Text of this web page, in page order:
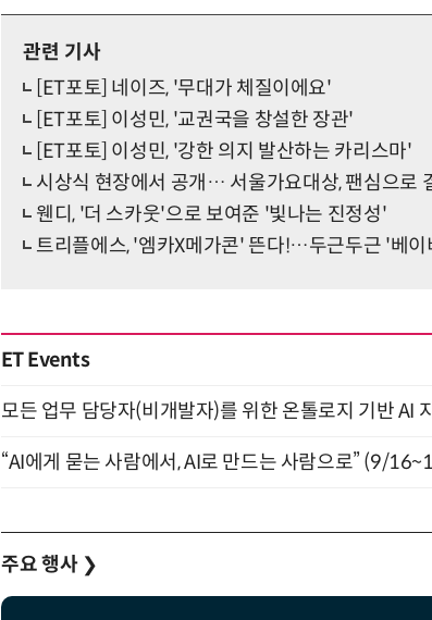
관련 기사
[ET포토] 네이즈, '무대가 체질이에요'
[ET포토] 이성민, '교권국을 창설한 장관'
[ET포토] 이성민, '강한 의지 발산하는 카리스마'
시상식 현장에서 공개… 서울가요대상, 팬심으로
웬디, '더 스카웃'으로 보여준 '빛나는 진정성'
트리플에스, '엠카X메가콘' 뜬다!…두근두근 '베이
ET Events
모든 업무 담당자(비개발자)를 위한 온톨로지 기반 AI
“AI에게 묻는 사람에서, AI로 만드는 사람으로” (9/
주요 행사 ❯